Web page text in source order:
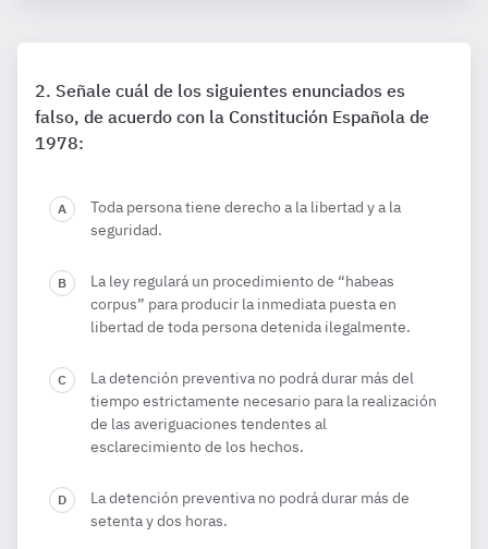
Señale cuál de los siguientes enunciados es
falso, de acuerdo con la Constitución Española de
1978:
Toda persona tiene derecho a la libertad y a la
seguridad.
La ley regulará un procedimiento de “habeas
corpus” para producir la inmediata puesta en
libertad de toda persona detenida ilegalmente.
La detención preventiva no podrá durar más del
tiempo estrictamente necesario para la realización
de las averiguaciones tendentes al
esclarecimiento de los hechos.
La detención preventiva no podrá durar más de
setenta y dos horas.